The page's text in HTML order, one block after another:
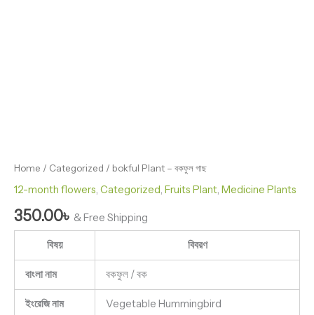
Home / Categorized / bokful Plant – বকফুল গাছ
12-month flowers, Categorized, Fruits Plant, Medicine Plants
350.00৳ & Free Shipping
বিষয় বিবরণ
বাংলা নাম বকফুল / বক
ইংরেজি নাম Vegetable Hummingbird